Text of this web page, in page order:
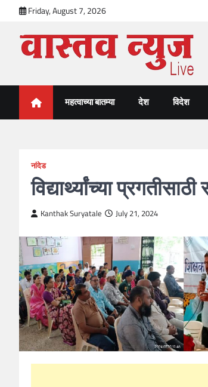
content
Friday, August 7, 2026
VastavNEWSLive.com
महत्वाच्या बातम्या देश विदेश
नांदेड
विद्यार्थ्यांच्या
Kanthak Suryatale July 21, 2024